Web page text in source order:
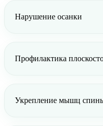
Нарушение осанки
Профилактика
Укрепление мышц